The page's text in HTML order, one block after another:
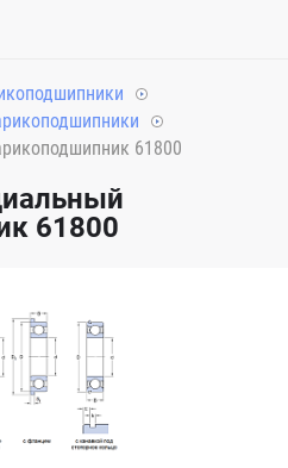
61800
61800